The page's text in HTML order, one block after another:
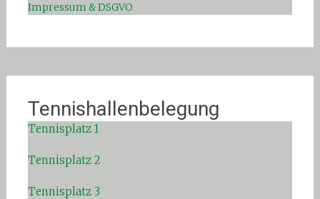
Impressum & DSGVO
Tennishallenbelegung
Tennisplatz 1
Tennisplatz 2
Tennisplatz 3